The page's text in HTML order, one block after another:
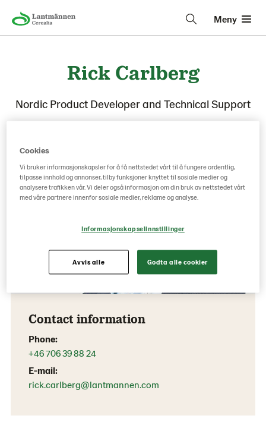
Meny
Rick Carlberg
Nordic Product Developer and Technical Support
Contact information
Phone:
+46 706 39 88 24
E-mail:
rick.carlberg@lantmannen.com
Cookies
Vi bruker informasjonskapsler for å få nettstedet vårt til å fungere ordentlig,
tilpasse innhold og annonser, tilby funksjoner knyttet til sosiale medier og
analysere trafikken vår. Vi deler også informasjon om din bruk av nettstedet vårt
med våre partnere innenfor sosiale medier, reklame og analyse.
Informasjonskapselinnstillinger
Avvis alle Godta alle cookier